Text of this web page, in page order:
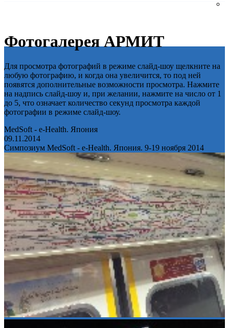
Фотогалерея АРМИТ
Для просмотра фотографий в режиме слайд-шоу щелкните на
любую фотографию, и когда она увеличится, то под ней
появятся дополнительные возможности просмотра. Нажмите
на надпись слайд-шоу и, при желании, нажмите на число от 1
до 5, что означает количество секунд просмотра каждой
фотографии в режиме слайд-шоу.
MedSoft - e-Health. Япония
09.11.2014
Симпозиум MedSoft - e-Health. Япония. 9-19 ноября 2014